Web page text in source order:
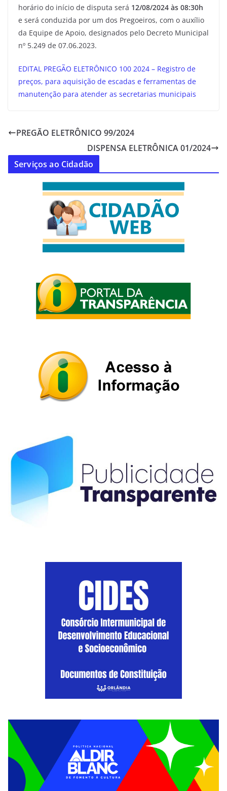
horário do início de disputa será 12/08/2024 às 08:30h
e será conduzida por um dos Pregoeiros, com o auxílio
da Equipe de Apoio, designados pelo Decreto Municipal
nº 5.249 de 07.06.2023.
EDITAL PREGÃO ELETRÔNICO 100 2024 – Registro de
preços, para aquisição de escadas e ferramentas de
manutenção para atender as secretarias municipais
PREGÃO ELETRÔNICO 99/2024
DISPENSA ELETRÔNICA 01/2024
Serviços ao Cidadão